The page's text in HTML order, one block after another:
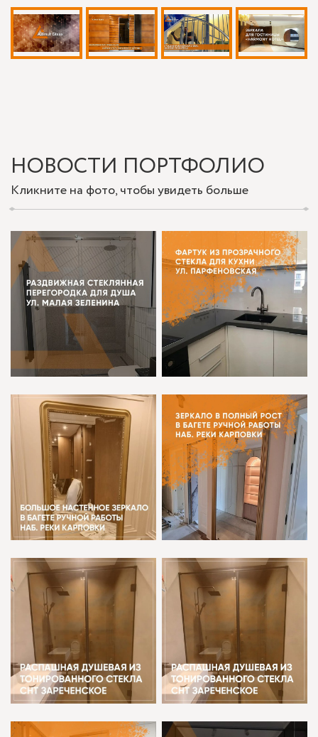
НОВОСТИ ПОРТФОЛИО
Кликните на фото, чтобы увидеть больше